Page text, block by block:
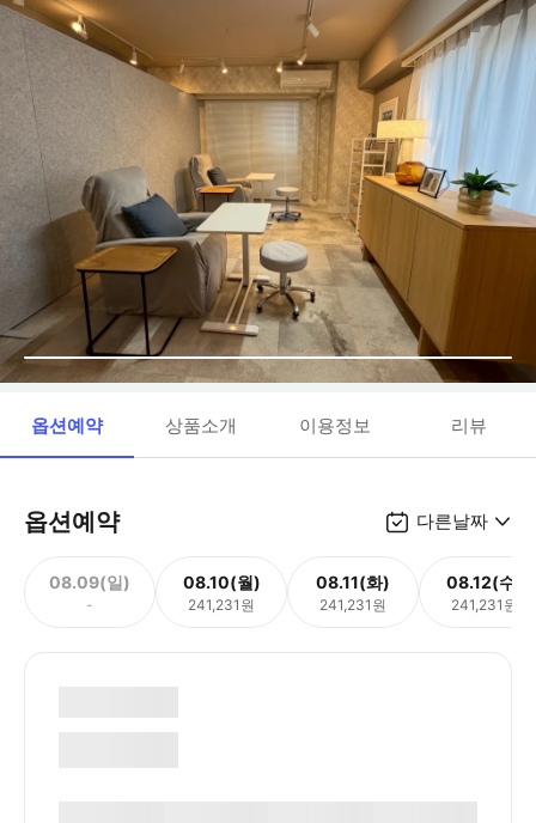
옵션예약 상품소개 이용정보 리뷰
옵션예약 다른날짜
08.09(일)
-
08.10(월)
241,231원
08.11(화)
241,231원
08.12(수)
241,231원